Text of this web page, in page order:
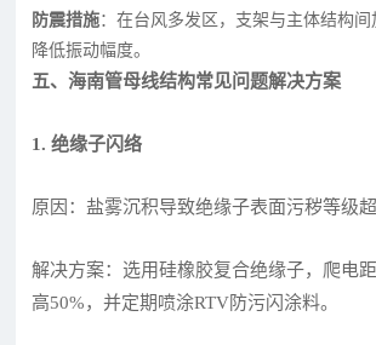
防震措施：在台风多发区，支架与主体结构间
降低振动幅度。
五、海南管母线结构常见问题解决方案
1. 绝缘子闪络
原因：盐雾沉积导致绝缘子表面污秽等级超
解决方案：选用硅橡胶复合绝缘子，爬电
高50%，并定期喷涂RTV防污闪涂料。